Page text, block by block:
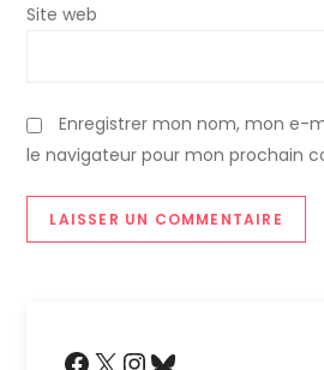
t
c
l
e
Site web
Enregistrer mon nom, mon e-
le navigateur pour mon prochain
Facebook
X Instagram